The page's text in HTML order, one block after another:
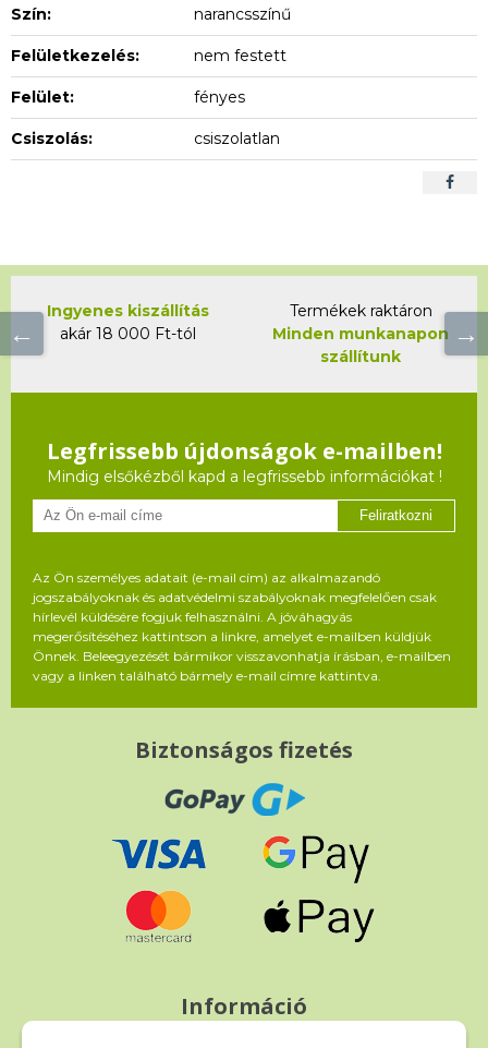
Szín: narancsszínű
Felületkezelés: nem festett
Felület: fényes
Csiszolás: csiszolatlan
Ingyenes kiszállítás
akár 18 000 Ft-tól
Termékek raktáron
Minden munkanapon
szállítunk
Legfrissebb újdonságok e-mailben!
Mindig elsőkézből kapd a legfrissebb információkat !
Feliratkozni
Az Ön személyes adatait (e-mail cím) az alkalmazandó
jogszabályoknak és adatvédelmi szabályoknak megfelelően csak
hírlevél küldésére fogjuk felhasználni. A jóváhagyás
megerősítéséhez kattintson a linkre, amelyet e-mailben küldjük
Önnek. Beleegyezését bármikor visszavonhatja írásban, e-mailben
vagy a linken található bármely e-mail címre kattintva.
Biztonságos fizetés
Információ